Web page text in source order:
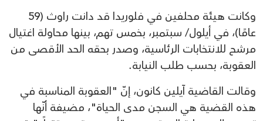
وكانت هيئة محلفين في فلوريدا قد دانت راوث (59
عامًا)، في أيلول/ سبتمبر، بخمس تهم، بينها محاولة اغتيال
مرشح للانتخابات الرئاسية، وصدر بحقه الحد الأقصى من
العقوبة، بحسب طلب النيابة.
وقالت القاضية آيلين كانون، إنّ "العقوبة المناسبة في
هذه القضية هي السجن مدى الحياة"، مضيفة أنّها